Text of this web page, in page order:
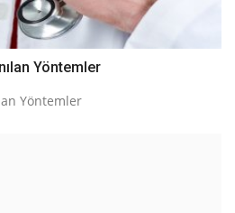
Yöntemler
Yöntemler